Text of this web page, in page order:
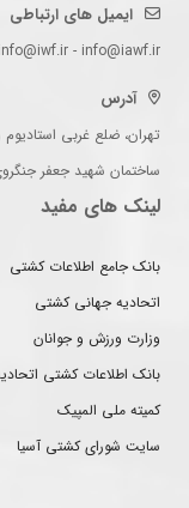
ایمیل های ارتباطی
info@iwf.ir - info@iawf.ir
آدرس
تهران، ضلع غربی
ساختمان شهید جعفر
لینک های مفید
بانک جامع اطلاعات کشتی
اتحادیه جهانی کشتی
وزارت ورزش و جوانان
بانک اطلاعات کشتی
کمیته ملی المپیک
سایت شورای کشتی آسیا